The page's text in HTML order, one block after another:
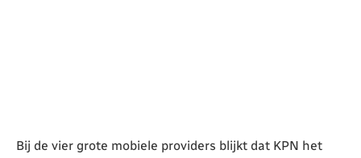
Bij de vier grote mobiele providers blijkt dat KPN het